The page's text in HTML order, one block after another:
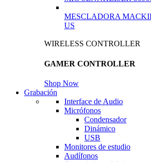
MESCLADORA
US
WIRELESS CONTROLLER
GAMER CONTROLLER
Shop Now
Grabación
Interface de Audio
Micrófonos
Condensador
Dinámico
USB
Monitores de estudio
Audífonos